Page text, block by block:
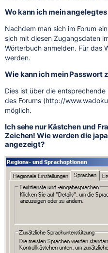
Wo kann ich mein
Nachdem man sich im Forum
sich mit diesen Zugangsdaten
Wörterbuch anmelden. Für das
werden.
Wie kann ich mein Passwort
Dies ist über die
des Forums (http://
möglich.
Ich sehe nur Kästchen und
Zeichen! Wie werden die
angezeigt?